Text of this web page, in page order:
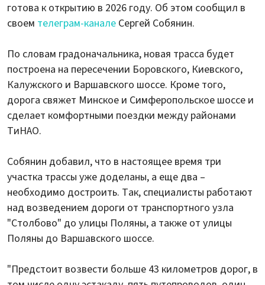
готова к открытию в 2026 году. Об этом сообщил в
своем телеграм-канале Сергей Собянин.
По словам градоначальника, новая трасса будет
построена на пересечении Боровского, Киевского,
Калужского и Варшавского шоссе. Кроме того,
дорога свяжет Минское и Симферопольское шоссе и
сделает комфортными поездки между районами
ТиНАО.
Собянин добавил, что в настоящее время три
участка трассы уже доделаны, а еще два –
необходимо достроить. Так, специалисты работают
над возведением дороги от транспортного узла
"Столбово" до улицы Поляны, а также от улицы
Поляны до Варшавского шоссе.
"Предстоит возвести больше 43 километров дорог, в